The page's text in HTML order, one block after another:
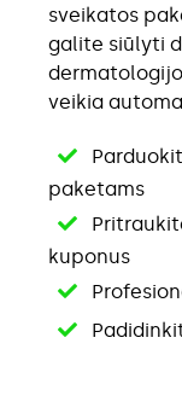
sveikatos
galite siūlyti
veikia
paketams
kuponus